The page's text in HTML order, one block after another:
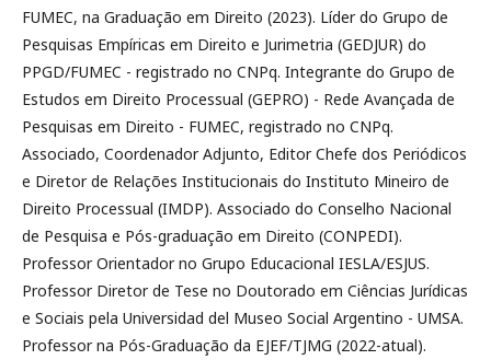
FUMEC, na Graduação em Direito (2023). Líder do Grupo de
Pesquisas Empíricas em Direito e Jurimetria (GEDJUR) do
PPGD/FUMEC - registrado no CNPq. Integrante do Grupo de
Estudos em Direito Processual (GEPRO) - Rede Avançada de
Pesquisas em Direito - FUMEC, registrado no CNPq.
Associado, Coordenador Adjunto, Editor Chefe dos Periódicos
e Diretor de Relações Institucionais do Instituto Mineiro de
Direito Processual (IMDP). Associado do Conselho Nacional
de Pesquisa e Pós-graduação em Direito (CONPEDI).
Professor Orientador no Grupo Educacional IESLA/ESJUS.
Professor Diretor de Tese no Doutorado em Ciências Jurídicas
e Sociais pela Universidad del Museo Social Argentino - UMSA.
Professor na Pós-Graduação da EJEF/TJMG (2022-atual).